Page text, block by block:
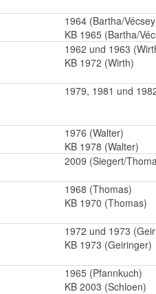
1964 (Bartha/
KB 1965 (Bartha/
1962 und 1963
KB 1972 (Wirth)
1979, 1981 und
1976 (Walter)
KB 1978 (Walter)
2009 (Siegert/
1968 (Thomas)
KB 1970 (Thomas)
1972 und 1973
KB 1973 (Geiringer)
1965 (Pfannkuch)
KB 2003 (Schloen)